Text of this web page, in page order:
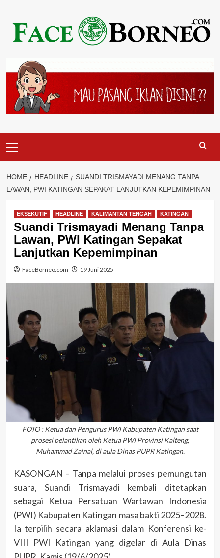
content
Menu
HOME HEADLINE
SUANDI TRISMAYADI MENANG TANPA
LAWAN, PWI KATINGAN SEPAKAT LANJUTKAN KEPEMIMPINAN
EKSEKUTIF HEADLINE KALIMANTAN TENGAH KATINGAN
Suandi Trismayadi Menang Tanpa
Lawan, PWI Katingan Sepakat
Lanjutkan Kepemimpinan
FaceBorneo.com 19 Juni 2025
FOTO : Ketua dan Pengurus PWI Kabupaten Katingan saat
prosesi pelantikan oleh Ketua PWI Provinsi Kalteng,
Muhammad Zainal, di aula Dinas PUPR Katingan.
KASONGAN – Tanpa melalui proses pemungutan
suara, Suandi Trismayadi kembali ditetapkan
sebagai Ketua Persatuan Wartawan Indonesia
(PWI) Kabupaten Katingan masa bakti 2025–2028.
Ia terpilih secara aklamasi dalam Konferensi ke-
VIII PWI Katingan yang digelar di Aula Dinas